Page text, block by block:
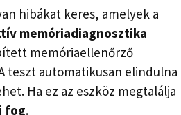
hibákat keres, amelyek a
memóriadiagnosztika
memóriaellenőrző
teszt automatikusan elindulna
Ha ez az eszköz megtalálja
fog.